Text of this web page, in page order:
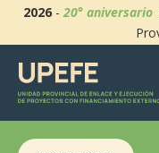
2026-20° aniversario